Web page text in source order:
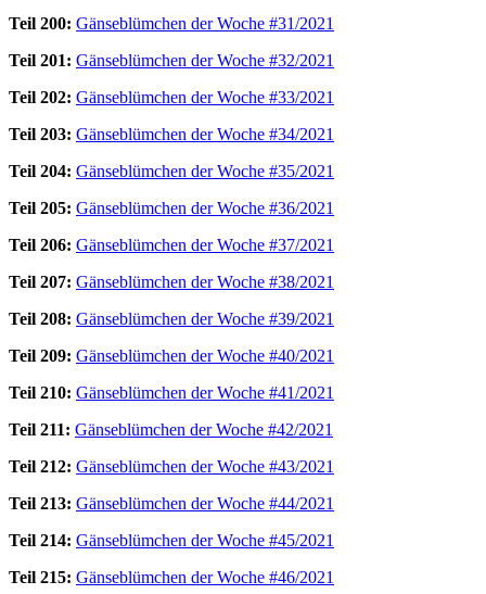
Teil 200: Gänseblümchen der Woche #31/2021
Teil 201: Gänseblümchen der Woche #32/2021
Teil 202: Gänseblümchen der Woche #33/2021
Teil 203: Gänseblümchen der Woche #34/2021
Teil 204: Gänseblümchen der Woche #35/2021
Teil 205: Gänseblümchen der Woche #36/2021
Teil 206: Gänseblümchen der Woche #37/2021
Teil 207: Gänseblümchen der Woche #38/2021
Teil 208: Gänseblümchen der Woche #39/2021
Teil 209: Gänseblümchen der Woche #40/2021
Teil 210: Gänseblümchen der Woche #41/2021
Teil 211: Gänseblümchen der Woche #42/2021
Teil 212: Gänseblümchen der Woche #43/2021
Teil 213: Gänseblümchen der Woche #44/2021
Teil 214: Gänseblümchen der Woche #45/2021
Teil 215: Gänseblümchen der Woche #46/2021